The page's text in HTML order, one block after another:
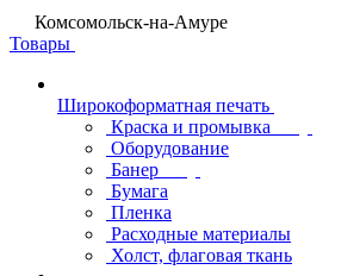
Комсомольск-на-Амуре
Товары
Широкоформатная печать
Краска и промывка
Оборудование
Банер
Бумага
Пленка
Расходные материалы
Холст, флаговая ткань